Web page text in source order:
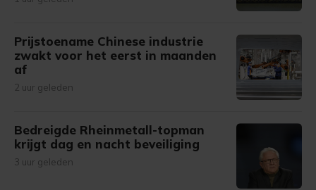
Prijstoename Chinese industrie
zwakt voor het eerst in maanden
af
2 uur geleden
Bedreigde Rheinmetall-topman
krijgt dag en nacht beveiliging
3 uur geleden